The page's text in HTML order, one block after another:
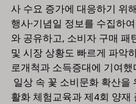
사 수요 증가에 대응하기 위
행사·기념일 정보를 수집하
와 공유하고, 소비자 구매 패
및 시장 상황도 빠르게 파악
로개척과 소득증대에 기여했
활화 체험교육과 제4회 양재